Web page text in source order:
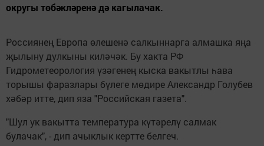
округы төбәкләренә дә кагылачак.
Россиянең Европа өлешенә салкыннарга алмашка яңа
җылыну дулкыны киләчәк. Бу хакта РФ
Гидрометеорология үзәгенең кыска вакытлы һава
торышы фаразлары бүлеге мөдире Александр Голубев
хәбәр итте, дип яза "Российская газета".
"Шул ук вакытта температура күтәрелү салмак
булачак", - дип ачыклык кертте белгеч.